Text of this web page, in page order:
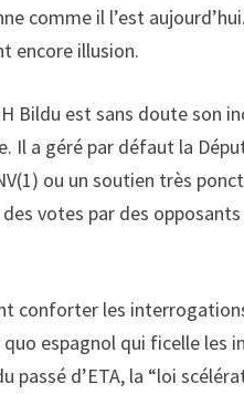
comme il l’est
encore illusion.
Bildu est sans doute son
Il a géré par défaut la
ou un soutien très
votes par des
conforter les
espagnol qui ficelle les
passé d’ETA, la “loi